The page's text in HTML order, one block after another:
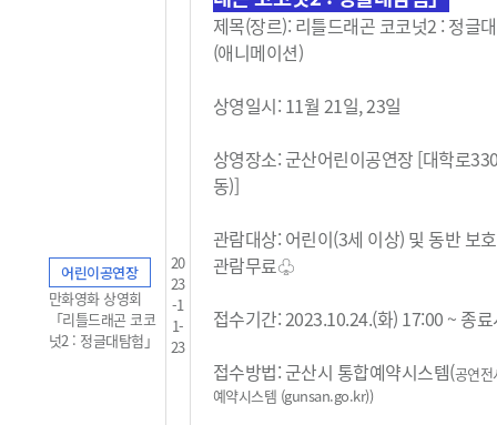
어린이공연장
만화영화 상영회
「리틀드래곤 코코
넛2 : 정글대탐험」
20
23
-1
1-
23
제목(장르): 리틀드래곤 코코넛2 : 정글
(애니메이션)
상영일시: 11월 21일, 23일
상영장소: 군산어린이공연장 [대학로
동)]
관람대상: 어린이(3세 이상) 및 동반 보
관람무료♧
접수기간: 2023.10.24.(화) 17:00 ~ 종
접수방법: 군산시 통합예약시스템(공연
예약시스템 (gunsan.go.kr))